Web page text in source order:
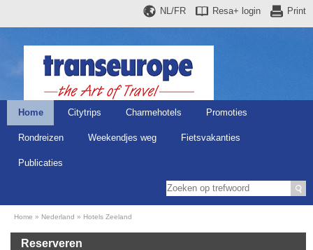
Print
Resa+ login
NL/FR
Home Citytrips Charmehotels Promoties
Rondreizen Weekendjes weg Fietsvakanties
Publicaties
Home Nederland Hotels Zeeland
Reserveren